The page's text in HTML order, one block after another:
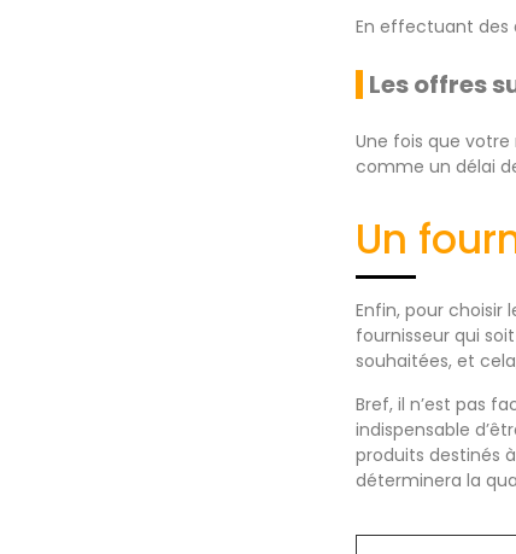
En effectuant des
Les offres
Une fois que
comme un délai
Un
Enfin, pour choisir
fournisseur qui soit
souhaitées, et
Bref, il n’est pas
indispensable
produits destinés
déterminera la